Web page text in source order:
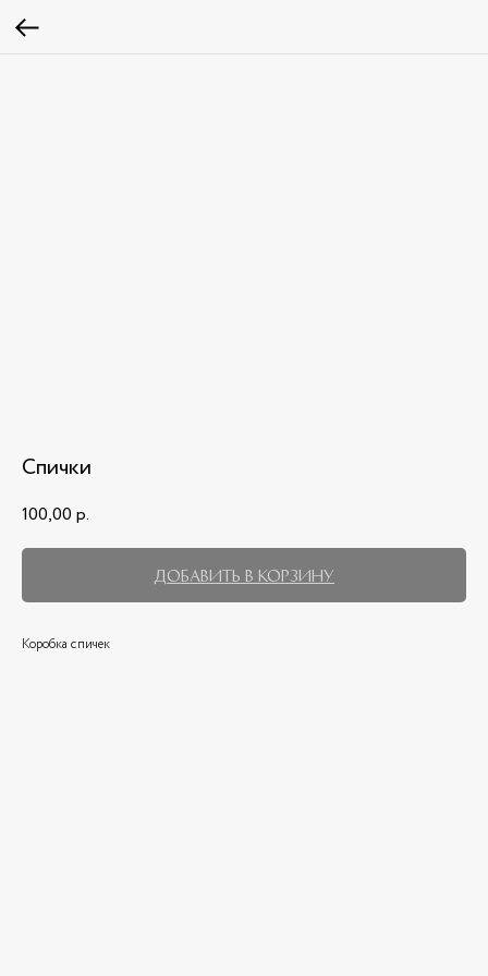
Спички
100,00 р.
Добавить в корзину
Коробка спичек